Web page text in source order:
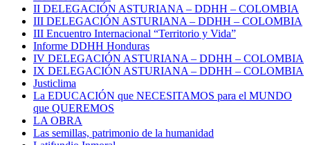
II DELEGACIÓN ASTURIANA – DDHH – COLOMBIA
III DELEGACIÓN ASTURIANA – DDHH – COLOMBIA
III Encuentro Internacional “Territorio y Vida”
Informe DDHH Honduras
IV DELEGACIÓN ASTURIANA – DDHH – COLOMBIA
IX DELEGACIÓN ASTURIANA – DDHH – COLOMBIA
Justiclima
La EDUCACIÓN que NECESITAMOS para el MUNDO
que QUEREMOS
LA OBRA
Las semillas, patrimonio de la humanidad